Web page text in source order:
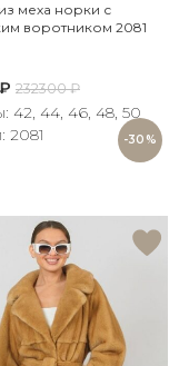
-30%
меха норки с
воротником 2081
₽ 232300₽
42, 44, 46, 48, 50
2081